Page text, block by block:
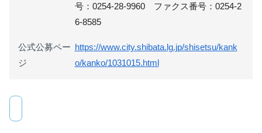
号：0254-28-9960 ファクス番号：0254-2
6-8585
公式公募ペー
ジ
https://www.city.shibata.lg.jp/shisetsu/kank
o/kanko/1031015.html